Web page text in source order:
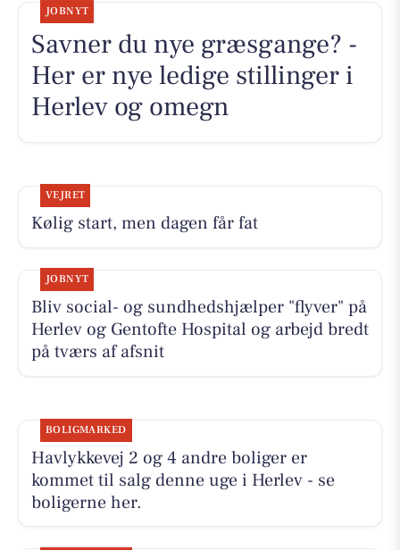
JOBNYT
Savner du nye græsgange? -
Her er nye ledige stillinger i
Herlev og omegn
VEJRET
Kølig start, men dagen får fat
JOBNYT
Bliv social- og sundhedshjælper "flyver" på
Herlev og Gentofte Hospital og arbejd bredt
på tværs af afsnit
BOLIGMARKED
Havlykkevej 2 og 4 andre boliger er
kommet til salg denne uge i Herlev - se
boligerne her.